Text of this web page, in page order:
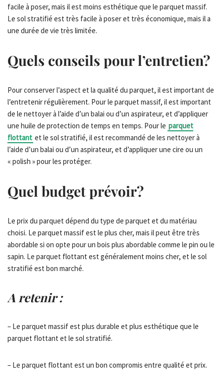
facile à poser, mais il est moins esthétique que le parquet massif.
Le sol stratifié est très facile à poser et très économique, mais il a
une durée de vie très limitée.
Quels conseils pour l’entretien?
Pour conserver l’aspect et la qualité du parquet, il est important de
l’entretenir régulièrement. Pour le parquet massif, il est important
de le nettoyer à l’aide d’un balai ou d’un aspirateur, et d’appliquer
une huile de protection de temps en temps. Pour le parquet
flottant et le sol stratifié, il est recommandé de les nettoyer à
l’aide d’un balai ou d’un aspirateur, et d’appliquer une cire ou un
« polish » pour les protéger.
Quel budget prévoir?
Le prix du parquet dépend du type de parquet et du matériau
choisi. Le parquet massif est le plus cher, mais il peut être très
abordable si on opte pour un bois plus abordable comme le pin ou le
sapin. Le parquet flottant est généralement moins cher, et le sol
stratifié est bon marché.
A retenir :
– Le parquet massif est plus durable et plus esthétique que le
parquet flottant et le sol stratifié.
– Le parquet flottant est un bon compromis entre qualité et prix.